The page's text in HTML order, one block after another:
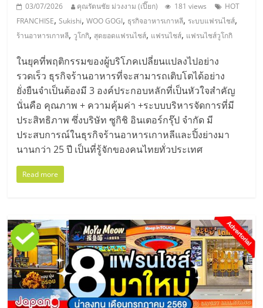
03/07/2026 คุณรัตนชัย ม่วงงาม (เปี๊ยก) 181 views
HOT
FRANCHISE,Sukishi,WOO GOGI, ธุรกิจอาหารเกาหลี, ระบบแฟรนไชส์,
ร้านอาหารเกาหลี, วูโกกิ, สุดยอดแฟรนไชส์, แฟรนไชส์, แฟรนไชส์วูโกกิ
ในยุคที่พฤติกรรมของผู้บริโภคเปลี่ยนแปลงไปอย่าง
รวดเร็ว ธุรกิจร้านอาหารที่จะสามารถเติบโตได้อย่าง
ยั่งยืนจำเป็นต้องมี 3 องค์ประกอบหลักที่เป็นหัวใจสำคัญ
นั่นคือ คุณภาพ + ความคุ้มค่า +ระบบบริหารจัดการที่มี
ประสิทธิภาพ ซึ่งบริษัท ซูกิชิ อินเตอร์กรุ๊ป จำกัด มี
ประสบการณ์ในธุรกิจร้านอาหารเกาหลีและปิ้งย่างมา
นานกว่า 25 ปี เป็นที่รู้จักของคนไทยทั่วประเทศ
Read more